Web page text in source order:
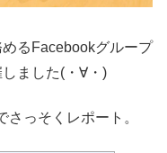
るFacebookグループ
しました(・∀・)
っそくレポート。